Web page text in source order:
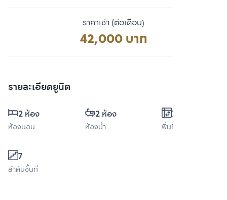
ราคาเช่า (ต่อเดือน)
42,000 บาท
รายละเอียดยูนิต
2 ห้อง
ห้องนอน
2 ห้อง
ห้องน้ำ
74 ตร.ม.
พื้นที่ใช้สอย
7
ลำดับชั้นที่